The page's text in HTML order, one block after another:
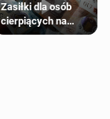
Zasiłki dla osób
cierpiących na
schorzenia